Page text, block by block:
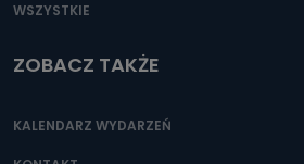
WSZYSTKIE
ZOBACZ TAKŻE
KALENDARZ WYDARZEŃ